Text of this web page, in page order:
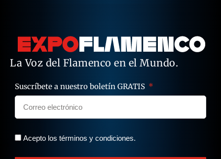
La Voz del Flamenco en el Mundo.
Suscríbete a nuestro boletín GRATIS
Acepto los términos y condiciones.